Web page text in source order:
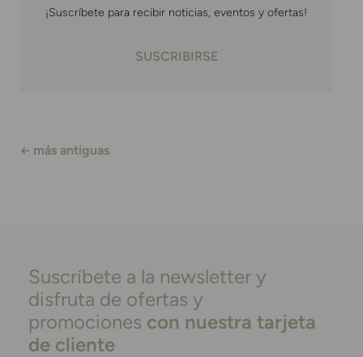
¡Suscríbete para recibir noticias, eventos y ofertas!
SUSCRIBIRSE
← más antiguas
Suscríbete a la newsletter y
disfruta de ofertas y
promociones con nuestra tarjeta
de cliente